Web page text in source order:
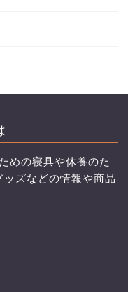
めの寝具や休養のた
ズなどの情報や商品